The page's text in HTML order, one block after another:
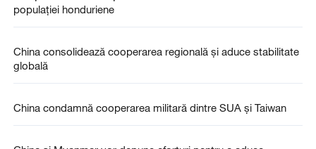
populației honduriene
China consolidează cooperarea regională și aduce stabilitate
globală
China condamnă cooperarea militară dintre SUA și Taiwan